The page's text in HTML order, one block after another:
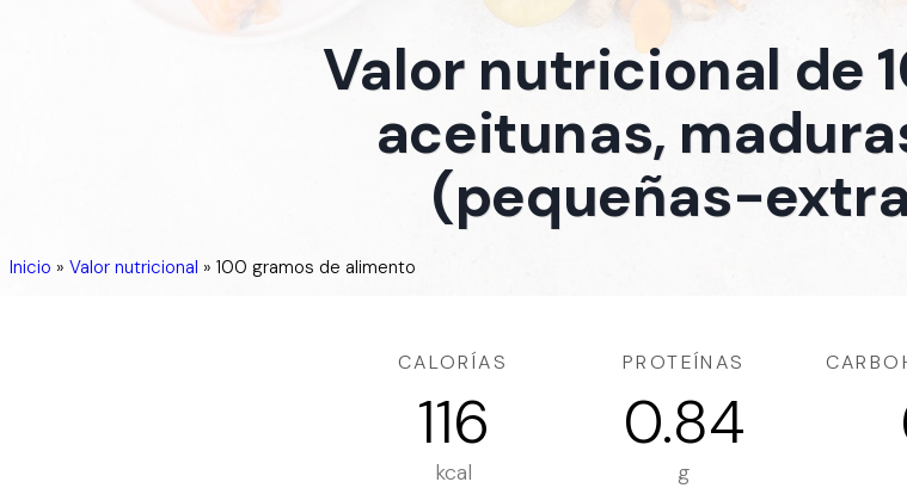
Valor nutricional de
aceitunas,
(pequeñas-
Inicio » Valor nutricional » 100 gramos de alimento
CALORÍAS
116
kcal
PROTEÍNAS
0.84
g